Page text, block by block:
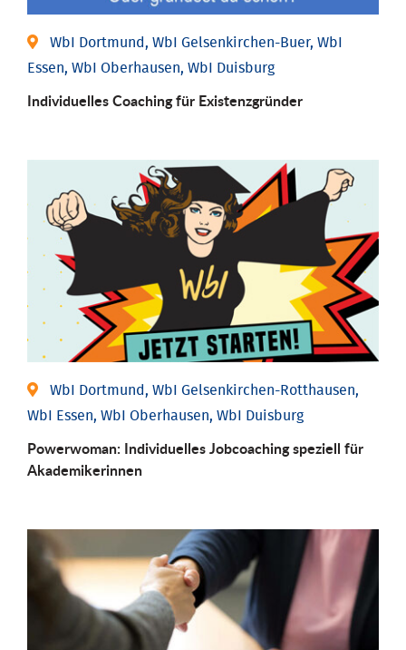
WbI Dortmund, WbI Gelsenkirchen-Buer, WbI
Essen, WbI Oberhausen, WbI Duisburg
Individu­elles Coaching für Existenz­gründer
WbI Dortmund, WbI Gelsenkirchen-Rotthausen,
WbI Essen, WbI Oberhausen, WbI Duisburg
Powerwoman: Individu­elles Job­coaching speziell für
Aka­demiker­innen